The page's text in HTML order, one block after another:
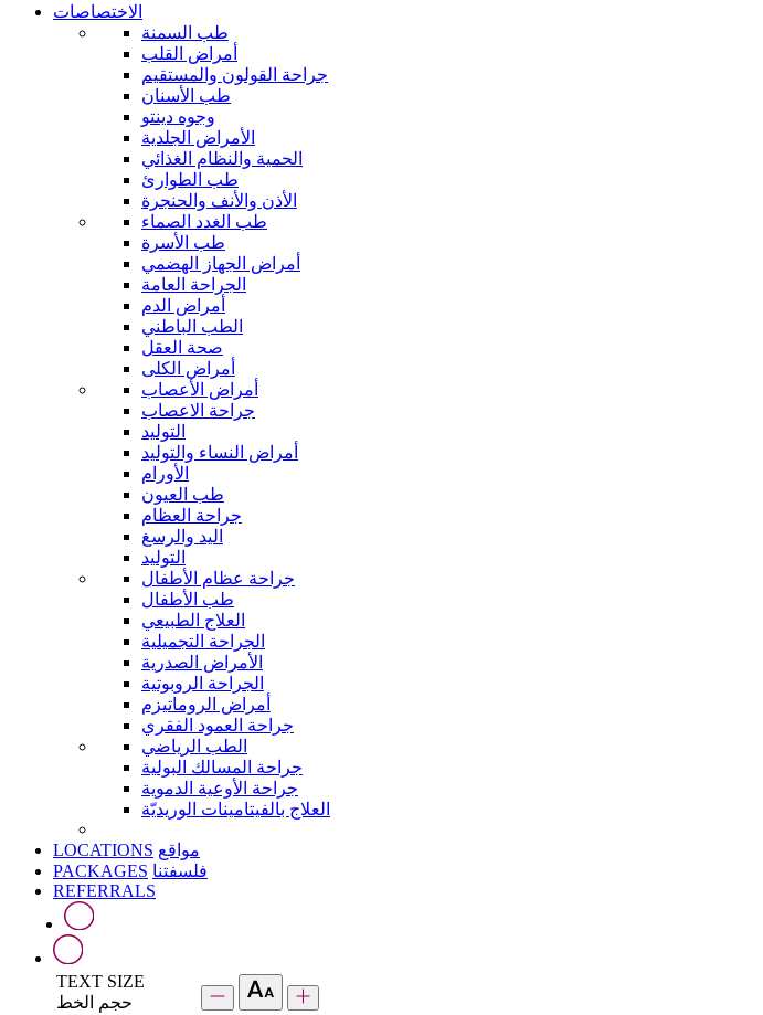
الاختصاصات
طب السمنة
أمراض القلب
جراحة القولون والمستقيم
طب الأسنان
وجوه دينتو
الأمراض الجلدية
الحمية والنظام الغذائي
طب الطوارئ
الأذن والأنف والحنجرة
طب الغدد الصماء
طب الأسرة
أمراض الجهاز الهضمي
الجراحة العامة
أمراض الدم
الطب الباطني
صحة العقل
أمراض الكلى
أمراض الأعصاب
جراحة الاعصاب
التوليد
أمراض النساء والتوليد
الأورام
طب العيون
جراحة العظام
اليد والرسغ
التوليد
جراحة عظام الأطفال
طب الأطفال
العلاج الطبيعي
الجراحة التجميلية
الأمراض الصدرية
الجراحة الروبوتية
أمراض الروماتيزم
جراحة العمود الفقري
الطب الرياضي
جراحة المسالك البولية
جراحة الأوعية الدموية
العلاج بالفيتامينات الوريديّة
LOCATIONS مواقع
PACKAGES فلسفتنا
REFERRALS
TEXT SIZE
حجم الخط